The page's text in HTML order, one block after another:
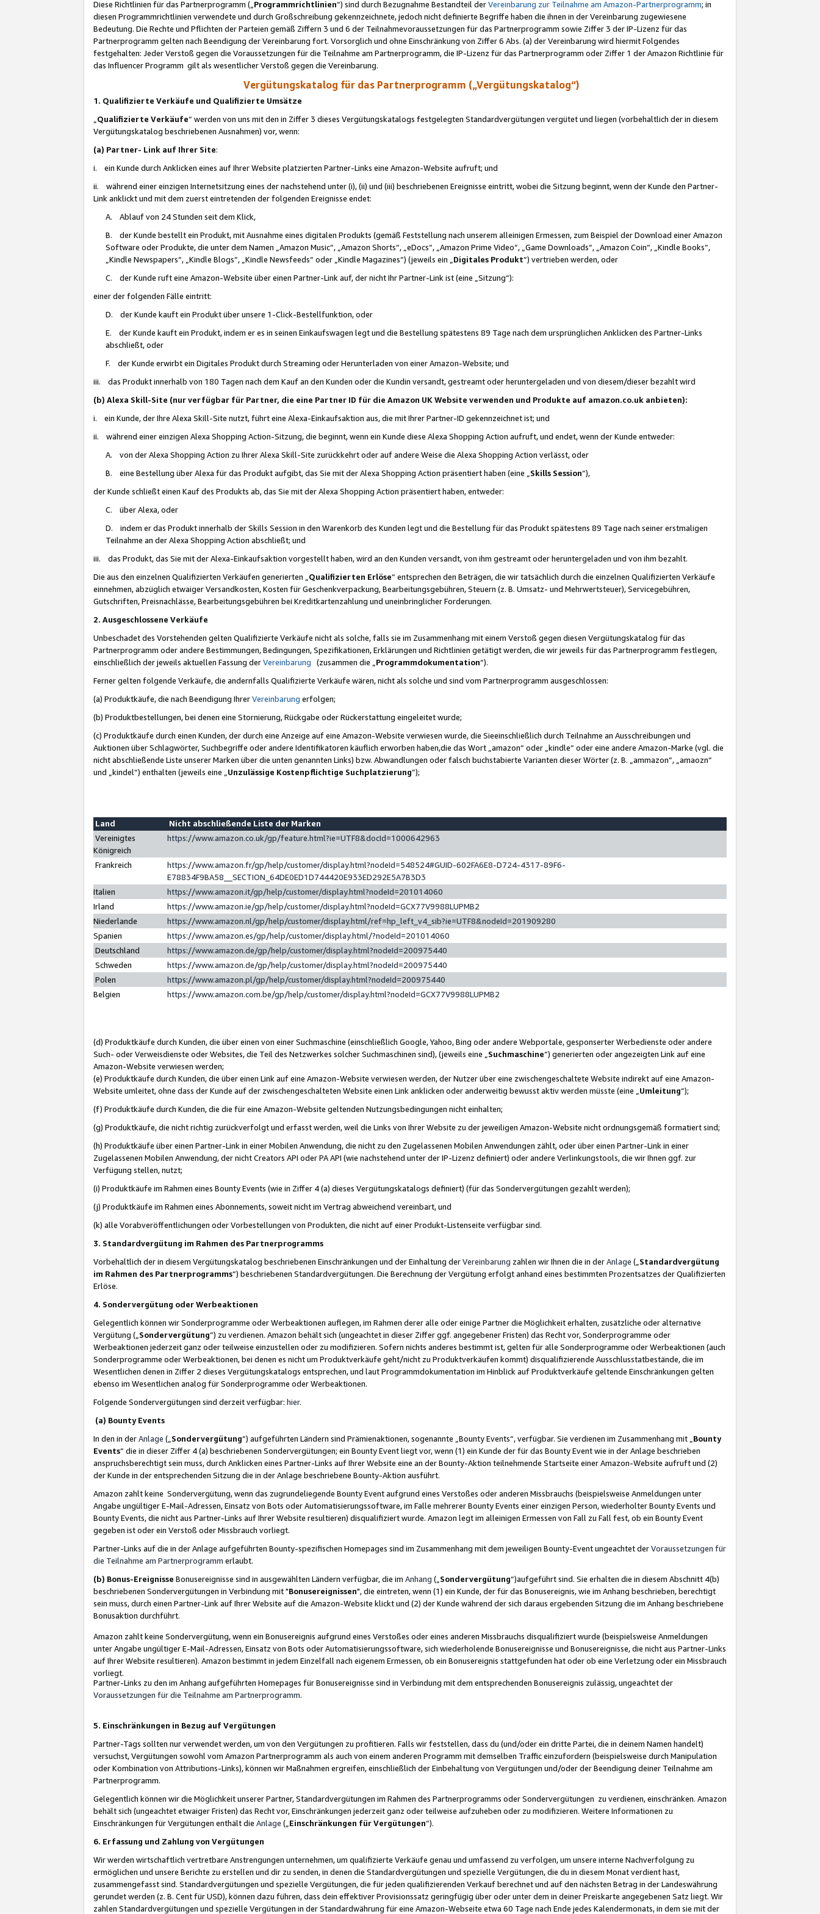
Diese Richtlinien für das Partnerprogramm („Programmrichtlinien“) sind durch Bezugnahme Bestandteil derVereinbarung zur Teilnahme am Amazon-Partnerprogramm; in
diesen Programmrichtlinien verwendete und durch Großschreibung gekennzeichnete, jedoch nicht definierte Begriffe haben die ihnen in der Vereinbarung zugewiesene
Bedeutung. Die Rechte und Pflichten der Parteien gemäß Ziffern 3 und 6 der Teilnahmevoraussetzungen für das Partnerprogramm sowie Ziffer 3 der IP-Lizenz für das
Partnerprogramm gelten nach Beendigung der Vereinbarung fort. Vorsorglich und ohne Einschränkung von Ziffer 6 Abs. (a) der Vereinbarung wird hiermit Folgendes
festgehalten: Jeder Verstoß gegen die Voraussetzungen für die Teilnahme am Partnerprogramm, die IP-Lizenz für das Partnerprogramm oder Ziffer 1 der Amazon Richtlinie für
das Influencer Programm gilt als wesentlicher Verstoß gegen die Vereinbarung.
Vergütungskatalog für das Partnerprogramm („Vergütungskatalog“)
1. Qualifizierte Verkäufe und Qualifizierte Umsätze
Qualifizierte Verkäufe“ werden von uns mit den in Ziffer 3 dieses Vergütungskatalogs festgelegten Standardvergütungen vergütet und liegen (vorbehaltlich der in diesem
Vergütungskatalog beschriebenen Ausnahmen) vor, wenn:
(a) Partner- Link auf Ihrer Site:
i. ein Kunde durch Anklicken eines auf Ihrer Website platzierten Partner-Links eine Amazon-Website aufruft; und
ii. während einer einzigen Internetsitzung eines der nachstehend unter (i), (ii) und (iii) beschriebenen Ereignisse eintritt, wobei die Sitzung beginnt, wenn der Kunde den Partner-
Link anklickt und mit dem zuerst eintretenden der folgenden Ereignisse endet:
A. Ablauf von 24 Stunden seit dem Klick,
B. der Kunde bestellt ein Produkt, mit Ausnahme eines digitalen Produkts (gemäß Feststellung nach unserem alleinigen Ermessen, zum Beispiel der Download einer Amazon
Software oder Produkte, die unter dem Namen „Amazon Music“, „Amazon Shorts“, „eDocs“, „Amazon Prime Video“, „Game Downloads“, „Amazon Coin“, „Kindle Books“,
„Kindle Newspapers“, „Kindle Blogs“, „Kindle Newsfeeds“ oder „Kindle Magazines“) (jeweils ein „ Digitales Produkt“) vertrieben werden, oder
C. der Kunde ruft eine Amazon-Website über einen Partner-Link auf, der nicht Ihr Partner-Link ist (eine „Sitzung“):
einer der folgenden Fälle eintritt:
D. der Kunde kauft ein Produkt über unsere 1-Click-Bestellfunktion, oder
E. der Kunde kauft ein Produkt, indem er es in seinen Einkaufswagen legt und die Bestellung spätestens 89 Tage nach dem ursprünglichen Anklicken des Partner-Links
abschließt, oder
F. der Kunde erwirbt ein Digitales Produkt durch Streaming oder Herunterladen von einer Amazon-Website; und
iii. das Produkt innerhalb von 180 Tagen nach dem Kauf an den Kunden oder die Kundin versandt, gestreamt oder heruntergeladen und von diesem/dieser bezahlt wird
(b) Alexa Skill-Site (nur verfügbar für Partner, die eine Partner ID für die Amazon UK Website verwenden und Produkte auf amazon.co.uk anbieten):
i. ein Kunde, der Ihre Alexa Skill-Site nutzt, führt eine Alexa-Einkaufsaktion aus, die mit Ihrer Partner-ID gekennzeichnet ist; und
ii. während einer einzigen Alexa Shopping Action-Sitzung, die beginnt, wenn ein Kunde diese Alexa Shopping Action aufruft, und endet, wenn der Kunde entweder:
A. von der Alexa Shopping Action zu Ihrer Alexa Skill-Site zurückkehrt oder auf andere Weise die Alexa Shopping Action verlässt, oder
B. eine Bestellung über Alexa für das Produkt aufgibt, das Sie mit der Alexa Shopping Action präsentiert haben (eine „ Skills Session“),
der Kunde schließt einen Kauf des Produkts ab, das Sie mit der Alexa Shopping Action präsentiert haben, entweder:
C. über Alexa, oder
D. indem er das Produkt innerhalb der Skills Session in den Warenkorb des Kunden legt und die Bestellung für das Produkt spätestens 89 Tage nach seiner erstmaligen
Teilnahme an der Alexa Shopping Action abschließt; und
iii. das Produkt, das Sie mit der Alexa-Einkaufsaktion vorgestellt haben, wird an den Kunden versandt, von ihm gestreamt oder heruntergeladen und von ihm bezahlt.
Die aus den einzelnen Qualifizierten Verkäufen generierten „ Qualifizierten Erlöse“ entsprechen den Beträgen, die wir tatsächlich durch die einzelnen Qualifizierten Verkäufe
einnehmen, abzüglich etwaiger Versandkosten, Kosten für Geschenkverpackung, Bearbeitungsgebühren, Steuern (z. B. Umsatz- und Mehrwertsteuer), Servicegebühren,
Gutschriften, Preisnachlässe, Bearbeitungsgebühren bei Kreditkartenzahlung und uneinbringlicher Forderungen.
2. Ausgeschlossene Verkäufe
Unbeschadet des Vorstehenden gelten Qualifizierte Verkäufe nicht als solche, falls sie im Zusammenhang mit einem Verstoß gegen diesen Vergütungskatalog für das
Partnerprogramm oder andere Bestimmungen, Bedingungen, Spezifikationen, Erklärungen und Richtlinien getätigt werden, die wir jeweils für das Partnerprogramm festlegen,
einschließlich der jeweils aktuellen Fassung derVereinbarung (zusammen die „ Programmdokumentation“).
Ferner gelten folgende Verkäufe, die andernfalls Qualifizierte Verkäufe wären, nicht als solche und sind vom Partnerprogramm ausgeschlossen:
(a) Produktkäufe, die nach Beendigung IhrerVereinbarung erfolgen;
(b) Produktbestellungen, bei denen eine Stornierung, Rückgabe oder Rückerstattung eingeleitet wurde;
(c) Produktkäufe durch einen Kunden, der durch eine Anzeige auf eine Amazon-Website verwiesen wurde, die Sieeinschließlich durch Teilnahme an Ausschreibungen und
Auktionen über Schlagwörter, Suchbegriffe oder andere Identifikatoren käuflich erworben haben,die das Wort „amazon“ oder „kindle“ oder eine andere Amazon-Marke (vgl. die
nicht abschließende Liste unserer Marken über die unten genannten Links) bzw. Abwandlungen oder falsch buchstabierte Varianten dieser Wörter (z. B. „ammazon“, „amaozn“
und „kindel“) enthalten (jeweils eine „ Unzulässige Kostenpflichtige Suchplatzierung”);
Land
Nicht abschließende Liste der Marken
Vereinigtes
Königreich
https://www.amazon.co.uk/gp/feature.html?ie=UTF8&docId=1000642963
Frankreich
https://www.amazon.fr/gp/help/customer/display.html?nodeId=548524#GUID-602FA6E8-D724-4317-89F6-
E78834F9BA58__SECTION_64DE0ED1D744420E933ED292E5A7B3D3
Italien
https://www.amazon.it/gp/help/customer/display.html?nodeId=201014060
Irland
https://www.amazon.ie/gp/help/customer/display.html?nodeId=GCX77V9988LUPMB2
Niederlande
https://www.amazon.nl/gp/help/customer/display.html/ref=hp_left_v4_sib?ie=UTF8&nodeId=201909280
Spanien
https://www.amazon.es/gp/help/customer/display.html/?nodeId=201014060
Deutschland
https://www.amazon.de/gp/help/customer/display.html?nodeId=200975440
Schweden
https://www.amazon.de/gp/help/customer/display.html?nodeId=200975440
Polen
https://www.amazon.pl/gp/help/customer/display.html?nodeId=200975440
Belgien
https://www.amazon.com.be/gp/help/customer/display.html?nodeId=GCX77V9988LUPMB2
(d) Produktkäufe durch Kunden, die über einen von einer Suchmaschine (einschließlich Google, Yahoo, Bing oder andere Webportale, gesponserter Werbedienste oder andere
Such- oder Verweisdienste oder Websites, die Teil des Netzwerkes solcher Suchmaschinen sind), (jeweils eine „ Suchmaschine“) generierten oder angezeigten Link auf eine
Amazon-Website verwiesen werden;
(e) Produktkäufe durch Kunden, die über einen Link auf eine Amazon-Website verwiesen werden, der Nutzer über eine zwischengeschaltete Website indirekt auf eine Amazon-
Website umleitet, ohne dass der Kunde auf der zwischengeschalteten Website einen Link anklicken oder anderweitig bewusst aktiv werden müsste (eine „ Umleitung“);
(f) Produktkäufe durch Kunden, die die für eine Amazon-Website geltenden Nutzungsbedingungen nicht einhalten;
(g) Produktkäufe, die nicht richtig zurückverfolgt und erfasst werden, weil die Links von Ihrer Website zu der jeweiligen Amazon-Website nicht ordnungsgemäß formatiert sind;
(h) Produktkäufe über einen Partner-Link in einer Mobilen Anwendung, die nicht zu den Zugelassenen Mobilen Anwendungen zählt, oder über einen Partner-Link in einer
Zugelassenen Mobilen Anwendung, der nicht Creators API oder PA API (wie nachstehend unter der IP-Lizenz definiert) oder andere Verlinkungstools, die wir Ihnen ggf. zur
Verfügung stellen, nutzt;
(i) Produktkäufe im Rahmen eines Bounty Events (wie in Ziffer 4 (a) dieses Vergütungskatalogs definiert) (für das Sondervergütungen gezahlt werden);
(j) Produktkäufe im Rahmen eines Abonnements, soweit nicht im Vertrag abweichend vereinbart, und
(k) alle Vorabveröffentlichungen oder Vorbestellungen von Produkten, die nicht auf einer Produkt-Listenseite verfügbar sind.
3. Standardvergütung im Rahmen des Partnerprogramms
Vorbehaltlich der in diesem Vergütungskatalog beschriebenen Einschränkungen und der Einhaltung derVereinbarung zahlen wir Ihnen die in derAnlage („ Standardvergütung
im Rahmen des Partnerprogramms“) beschriebenen Standardvergütungen. Die Berechnung der Vergütung erfolgt anhand eines bestimmten Prozentsatzes der Qualifizierten
Erlöse.
4. Sondervergütung oder Werbeaktionen
Gelegentlich können wir Sonderprogramme oder Werbeaktionen auflegen, im Rahmen derer alle oder einige Partner die Möglichkeit erhalten, zusätzliche oder alternative
Vergütung („ Sondervergütung”) zu verdienen. Amazon behält sich (ungeachtet in dieser Ziffer ggf. angegebener Fristen) das Recht vor, Sonderprogramme oder
Werbeaktionen jederzeit ganz oder teilweise einzustellen oder zu modifizieren. Sofern nichts anderes bestimmt ist, gelten für alle Sonderprogramme oder Werbeaktionen (auch
Sonderprogramme oder Werbeaktionen, bei denen es nicht um Produktverkäufe geht/nicht zu Produktverkäufen kommt) disqualifizierende Ausschlusstatbestände, die im
Wesentlichen denen in Ziffer 2 dieses Vergütungskatalogs entsprechen, und laut Programmdokumentation im Hinblick auf Produktverkäufe geltende Einschränkungen gelten
ebenso im Wesentlichen analog für Sonderprogramme oder Werbeaktionen.
Folgende Sondervergütungen sind derzeit verfügbar: hier.
(a) Bounty Events
In den in derAnlage („ Sondervergütung“) aufgeführten Ländern sind Prämienaktionen, sogenannte „Bounty Events“, verfügbar. Sie verdienen im Zusammenhang mit „ Bounty
Events“ die in dieser Ziffer 4 (a) beschriebenen Sondervergütungen; ein Bounty Event liegt vor, wenn (1) ein Kunde der für das Bounty Event wie in der Anlage beschrieben
anspruchsberechtigt sein muss, durch Anklicken eines Partner-Links auf Ihrer Website eine an der Bounty-Aktion teilnehmende Startseite einer Amazon-Website aufruft und (2)
der Kunde in der entsprechenden Sitzung die in der Anlage beschriebene Bounty-Aktion ausführt.
Amazon zahlt keine Sondervergütung, wenn das zugrundeliegende Bounty Event aufgrund eines Verstoßes oder anderen Missbrauchs (beispielsweise Anmeldungen unter
Angabe ungültiger E-Mail-Adressen, Einsatz von Bots oder Automatisierungssoftware, im Falle mehrerer Bounty Events einer einzigen Person, wiederholter Bounty Events und
Bounty Events, die nicht aus Partner-Links auf Ihrer Website resultieren) disqualifiziert wurde. Amazon legt im alleinigen Ermessen von Fall zu Fall fest, ob ein Bounty Event
gegeben ist oder ein Verstoß oder Missbrauch vorliegt.
Partner-Links auf die in der Anlage aufgeführten Bounty-spezifischen Homepages sind im Zusammenhang mit dem jeweiligen Bounty-Event ungeachtet derVoraussetzungen für
die Teilnahme am Partnerprogramm erlaubt.
(b) Bonus-Ereignisse Bonusereignisse sind in ausgewählten Ländern verfügbar, die im Anhang („ Sondervergütung“)aufgeführt sind. Sie erhalten die in diesem Abschnitt 4(b)
beschriebenen Sondervergütungen in Verbindung mit "Bonusereignissen", die eintreten, wenn (1) ein Kunde, der für das Bonusereignis, wie im Anhang beschrieben, berechtigt
sein muss, durch einen Partner-Link auf Ihrer Website auf die Amazon-Website klickt und (2) der Kunde während der sich daraus ergebenden Sitzung die im Anhang beschriebene
Bonusaktion durchführt.
Amazon zahlt keine Sondervergütung, wenn ein Bonusereignis aufgrund eines Verstoßes oder eines anderen Missbrauchs disqualifiziert wurde (beispielsweise Anmeldungen
unter Angabe ungültiger E-Mail-Adressen, Einsatz von Bots oder Automatisierungssoftware, sich wiederholende Bonusereignisse und Bonusereignisse, die nicht aus Partner-Links
auf Ihrer Website resultieren). Amazon bestimmt in jedem Einzelfall nach eigenem Ermessen, ob ein Bonusereignis stattgefunden hat oder ob eine Verletzung oder ein Missbrauch
vorliegt.
Partner-Links zu den im Anhang aufgeführten Homepages für Bonusereignisse sind in Verbindung mit dem entsprechenden Bonusereignis zulässig, ungeachtet der
Voraussetzungen für die Teilnahme am Partnerprogramm.
5. Einschränkungen in Bezug auf Vergütungen
Partner-Tags sollten nur verwendet werden, um von den Vergütungen zu profitieren. Falls wir feststellen, dass du (und/oder ein dritte Partei, die in deinem Namen handelt)
versuchst, Vergütungen sowohl vom Amazon Partnerprogramm als auch von einem anderen Programm mit demselben Traffic einzufordern (beispielsweise durch Manipulation
oder Kombination von Attributions-Links), können wir Maßnahmen ergreifen, einschließlich der Einbehaltung von Vergütungen und/oder der Beendigung deiner Teilnahme am
Partnerprogramm.
Gelegentlich können wir die Möglichkeit unserer Partner, Standardvergütungen im Rahmen des Partnerprogramms oder Sondervergütungen zu verdienen, einschränken. Amazon
behält sich (ungeachtet etwaiger Fristen) das Recht vor, Einschränkungen jederzeit ganz oder teilweise aufzuheben oder zu modifizieren. Weitere Informationen zu
Einschränkungen für Vergütungen enthält die Anlage („ Einschränkungen für Vergütungen“).
6. Erfassung und Zahlung von Vergütungen
Wir werden wirtschaftlich vertretbare Anstrengungen unternehmen, um qualifizierte Verkäufe genau und umfassend zu verfolgen, um unsere interne Nachverfolgung zu
ermöglichen und unsere Berichte zu erstellen und dir zu senden, in denen die Standardvergütungen und spezielle Vergütungen, die du in diesem Monat verdient hast,
zusammengefasst sind. Standardvergütungen und spezielle Vergütungen, die für jeden qualifizierenden Verkauf berechnet und auf den nächsten Betrag in der Landeswährung
gerundet werden (z. B. Cent für USD), können dazu führen, dass dein effektiver Provisionssatz geringfügig über oder unter dem in deiner Preiskarte angegebenen Satz liegt. Wir
zahlen Standardvergütungen und spezielle Vergütungen in der Standardwährung für eine Amazon-Webseite etwa 60 Tage nach Ende jedes Kalendermonats, in dem sie mit der